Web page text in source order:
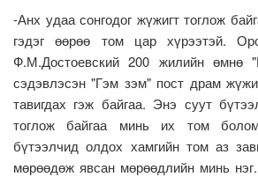
-Анх удаа сонгодог жүжигт тоглож
гэдэг өөрөө том цар хүрээтэй.
Ф.М.Достоевский 200 жилийн өмнө
сэдэвлэсэн "Гэм зэм" пост драм
тавигдах гэж байгаа. Энэ суут
тоглож байгаа минь их том
бүтээлчид олдох хамгийн том аз
мөрөөдөж явсан мөрөөдлийн минь